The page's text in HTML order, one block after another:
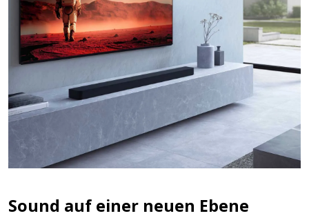
Sound auf einer neuen Ebene